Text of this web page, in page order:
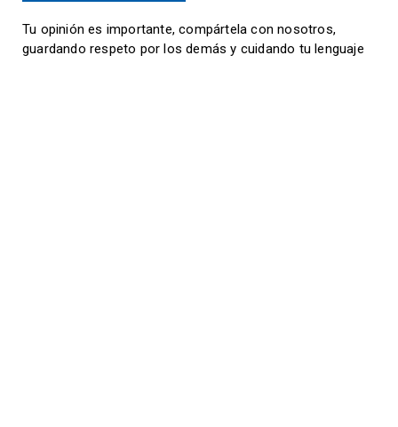
Tu opinión es importante, compártela con nosotros,
guardando respeto por los demás y cuidando tu lenguaje